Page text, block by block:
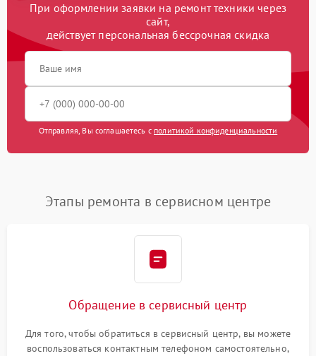
При оформлении заявки на ремонт техники через
сайт,
действует персональная бессрочная скидка
Отправляя, Вы соглашаетесь с политикой конфиденциальности
Этапы ремонта в сервисном центре
Обращение в сервисный центр
Для того, чтобы обратиться в сервисный центр, вы можете
воспользоваться контактным телефоном самостоятельно,